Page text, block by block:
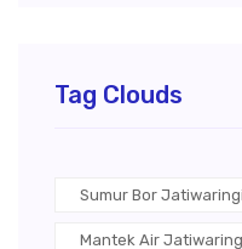
Tag Clouds
Sumur Bor
Mantek Air